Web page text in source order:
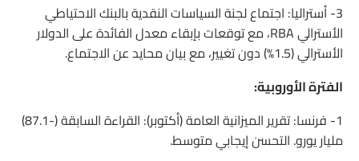
3- أستراليا: اجتماع لجنة السياسات النقدية بالبنك الاحتياطي
الأسترالي RBA، مع توقعات بإبقاء معدل الفائدة على الدولار
الأسترالي (1.5%) دون تغيير، مع بيان محايد عن الاجتماع.
الفترة الأوروبية:
1- فرنسا: تقرير الميزانية العامة (أكتوبر): القراءة السابقة (-87.1)
مليار يورو. التحسن إيجابي متوسط.